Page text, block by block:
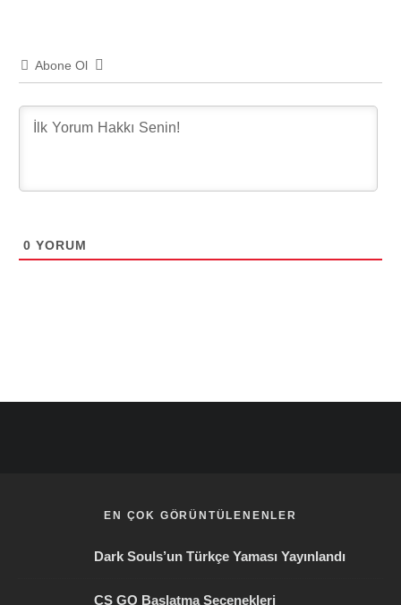
Abone Ol
0 YORUM
EN ÇOK GÖRÜNTÜLENENLER
Dark Souls’un Türkçe Yaması Yayınlandı
CS GO Başlatma Seçenekleri